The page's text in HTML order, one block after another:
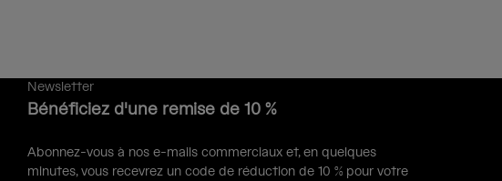
Newsletter
Bénéficiez d'une remise de 10 %
Abonnez-vous à nos e-mails commerciaux et, en quelques
minutes, vous recevrez un code de réduction de 10 % pour votre